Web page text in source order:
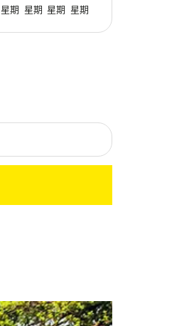
星期 星期 星期 星期